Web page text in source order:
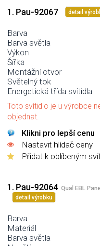
1. Pau-92067 detail
Barva
Barva světla
Výkon
Šířka
Montážní otvor
Světelný tok
Energetická třída svítidla
Toto svítidlo je u výrobce
objednat.
Klikni pro lepší cenu
Nastavit hlídač ceny
Přidat k oblíbeným
1. Pau-92064 Qual EBL
detail výrobku
Barva
Materiál
Barva světla